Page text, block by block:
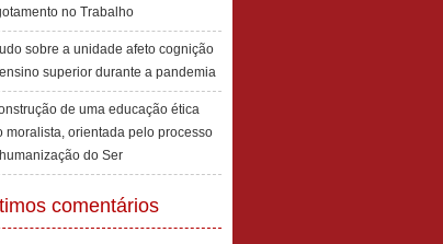
no Trabalho
sobre a unidade afeto cognição
superior durante a pandemia
de uma educação ética
moralista, orientada pelo processo
do Ser
comentários